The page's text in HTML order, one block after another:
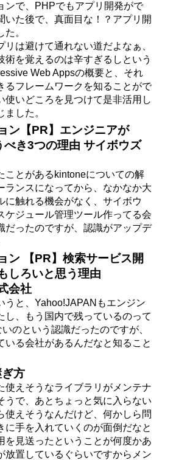
ンで、PHPでもアプリ開発がで
いた後で、真面目な！？アプリ開
。
リは避けて通れない道だよなぁ、
術を覚えるのは辛すぎるしという
Web Appsの概要と、それ
るフレームワークを知ることがで
使いどころを見つけて是非活用し
した。
ン【PR】エンジニアが
き3つの理由 サイボウズ
ことがあるkintoneについての解
ランスになってから、なかなか大
に触れる機会がなく、サイボウ
ケジュール管理ツール作ってる会
だったのですが、認識がアップデ
ン 【PR】検索サービス開
しろいと思う理由
会社
うと、Yahoo!JAPANもエンジン
し、もう国内で残っているのって
のという認識だったのですが、
いる会社があるんだなと知ること
方
使えそうなライブラリがメンテナ
うで、あとちょっと気に入らない
使えそうなんだけど、何かしら問
に手を入れていくのが面倒だなと
を見送ったということが何度かあ
放置しているぐらいですからメン